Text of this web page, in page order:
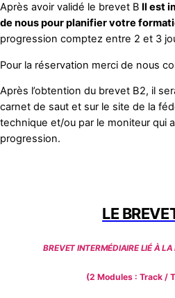
Après avoir validé le brevet B Il est
de nous pour planifier votre
progression comptez entre 2 et 3
Pour la réservation merci de nous
Après l’obtention du brevet B2, il
carnet de saut et sur le site de la
technique et/ou par le moniteur qui
progression.
LE
BREVET INTERMÉDIAIRE LIÉ À LA
(2 Modules : Track /